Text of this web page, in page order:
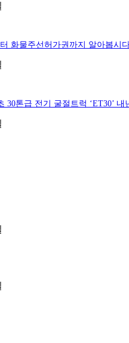
화물주선허가권까지 알아봅시
30톤급 전기 굴절트럭 ‘ET30’ 내